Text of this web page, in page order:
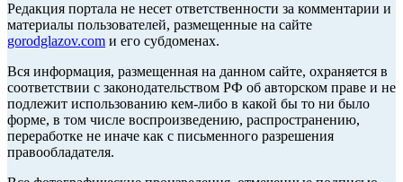
Редакция портала не несет ответственности за комментарии и
материалы пользователей, размещенные на сайте
gorodglazov.com и его субдоменах.
Вся информация, размещенная на данном сайте, охраняется в
соответствии с законодательством РФ об авторском праве и не
подлежит использованию кем-либо в какой бы то ни было
форме, в том числе воспроизведению, распространению,
переработке не иначе как с письменного разрешения
правообладателя.